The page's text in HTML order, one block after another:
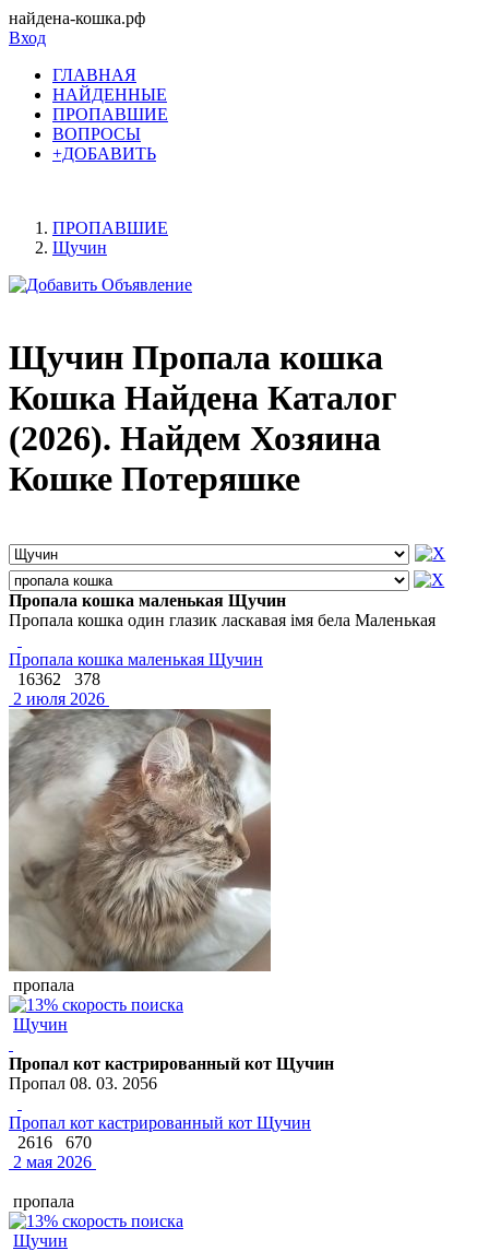
найдена-кошка.рф
Вход
ГЛАВНАЯ
НАЙДЕННЫЕ
ПРОПАВШИЕ
ВОПРОСЫ
+ДОБАВИТЬ
ПРОПАВШИЕ
Щучин
Щучин Пропала кошка
Кошка Найдена Каталог
(2026). Найдем Хозяина
Кошке Потеряшке
Пропала кошка маленькая Щучин
Пропала кошка один глазик ласкавая імя бела Маленькая
Пропала кошка маленькая Щучин
16362
378
2 июля 2026
пропала
Щучин
Пропал кот кастрированный кот Щучин
Пропал 08. 03. 2056
Пропал кот кастрированный кот Щучин
2616
670
2 мая 2026
пропала
Щучин